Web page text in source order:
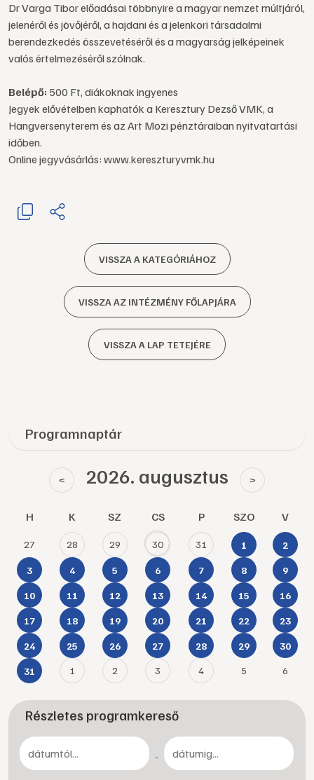
Dr Varga Tibor előadásai többnyire a magyar nemzet múltjáról,
jelenéről és jövőjéről, a hajdani és a jelenkori társadalmi
berendezkedés összevetéséről és a magyarság jelképeinek
valós értelmezéséről szólnak.
Belépő: 500 Ft, diákoknak ingyenes
Jegyek elővételben kaphatók a Keresztury Dezső VMK, a
Hangversenyterem és az Art Mozi pénztáraiban nyitvatartási
időben.
Online jegyvásárlás: www.kereszturyvmk.hu
VISSZA A KATEGÓRIÁHOZ
VISSZA AZ INTÉZMÉNY FŐLAPJÁRA
VISSZA A LAP TETEJÉRE
Programnaptár
< 2026. augusztus >
H K SZ CS P SZO V
27 28 29 30 31 1 2
3 4 5 6 7 8 9
10 11 12 13 14 15 16
17 18 19 20 21 22 23
24 25 26 27 28 29 30
31 1 2 3 4 5 6
Részletes programkereső
-